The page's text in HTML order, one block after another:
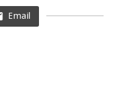
Email